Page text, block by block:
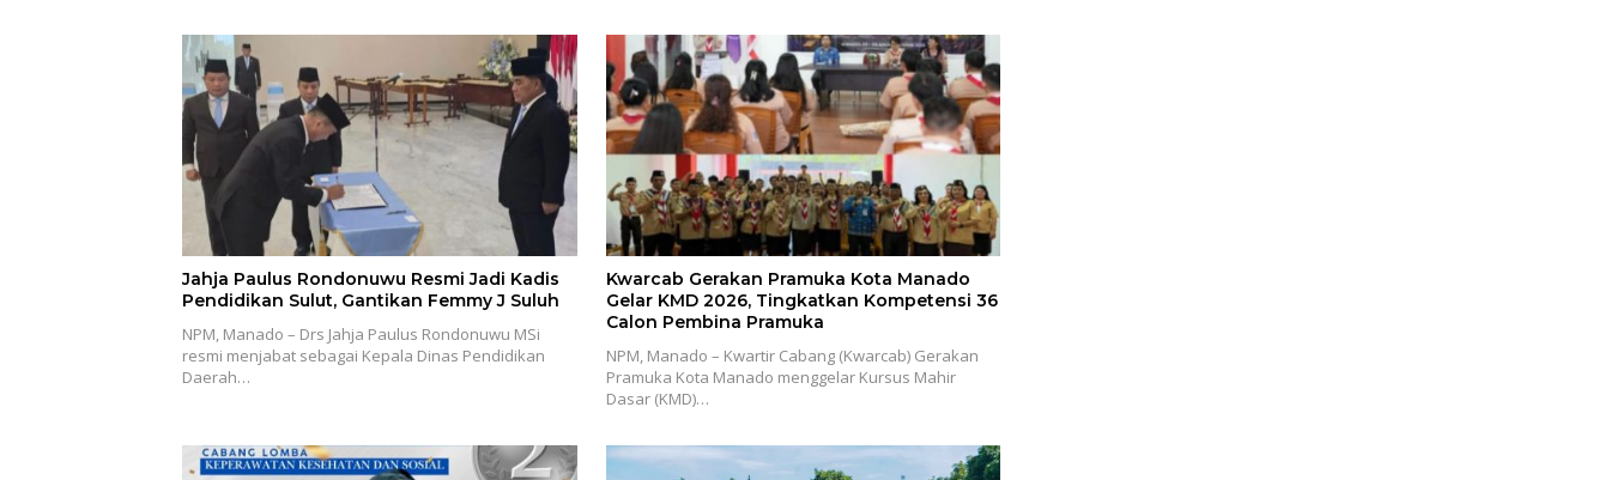
Jahja Paulus Rondonuwu Resmi Jadi Kadis
Pendidikan Sulut, Gantikan Femmy J Suluh
NPM, Manado – Drs Jahja Paulus Rondonuwu MSi
resmi menjabat sebagai Kepala Dinas Pendidikan
Daerah…
Kwarcab Gerakan Pramuka Kota Manado
Gelar KMD 2026, Tingkatkan Kompetensi 36
Calon Pembina Pramuka
NPM, Manado – Kwartir Cabang (Kwarcab) Gerakan
Pramuka Kota Manado menggelar Kursus Mahir
Dasar (KMD)…